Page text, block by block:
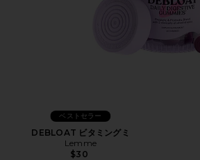
ベストセラー
DEBLOAT ビタミングミ
Lemme
$30